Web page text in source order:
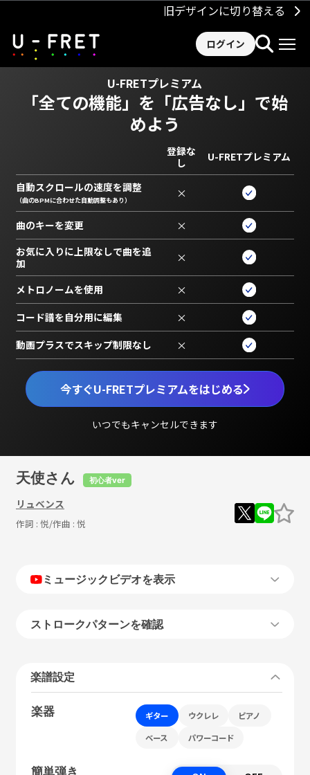
旧デザインに切り替える
ログイン
U-FRETプレミアム
「全ての機能」を 「広告なし」で始
めよう
今すぐU-FRETプレミアムをはじめる
いつでもキャンセルできます
登録な
し
U-FRETプレミアム
自動スクロールの速度を調整
（曲のBPMに合わせた自動調整もあり） ×
曲のキーを変更 ×
お気に入りに上限なしで曲を追
加
×
メトロノームを使用 ×
コード譜を自分用に編集 ×
動画プラスでスキップ制限なし ×
天使さん 初心者ver
リュベンス
作詞 : 悦/作曲 : 悦
ミュージックビデオを表示
ストロークパターンを確認
楽譜設定
楽器 ギター ウクレレ ピアノ
ベース パワーコード
簡単弾き